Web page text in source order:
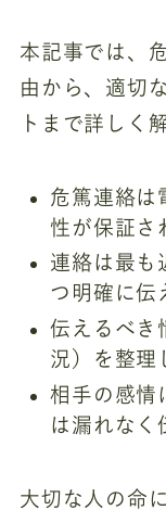
本記事では、
由から、適切
トまで詳しく
危篤連絡は
性が保証さ
連絡は最も
つ明確に伝
伝えるべき
況）を整理
相手の感情
は漏れなく
大切な人の命